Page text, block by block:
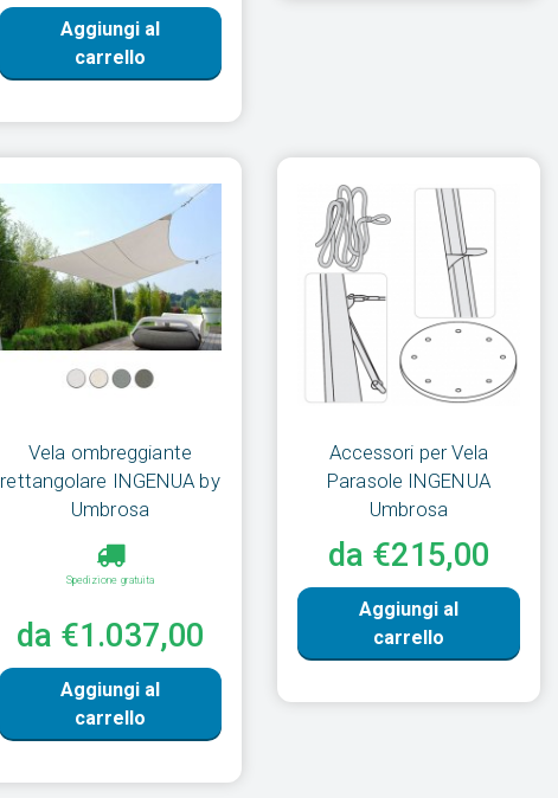
Aggiungi al
carrello
Vela ombreggiante
rettangolare INGENUA by
Umbrosa
Spedizione gratuita
da €1.037,00
Aggiungi al
carrello
Accessori per Vela
Parasole INGENUA
Umbrosa
da €215,00
Aggiungi al
carrello